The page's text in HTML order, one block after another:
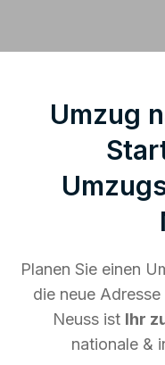
Umzug
Planen Sie einen
die neue
Neuss ist Ihr
nationale &